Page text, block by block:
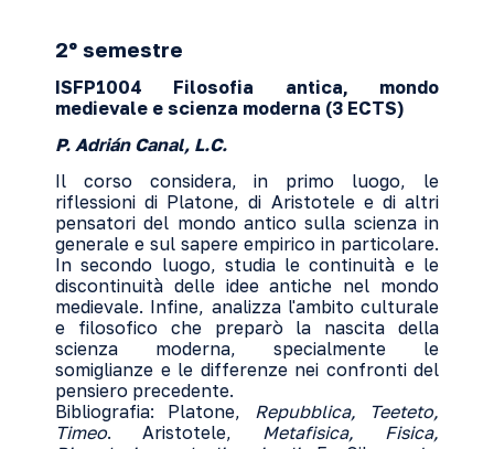
2º semestre
ISFP1004 Filosofia antica, mondo
medievale e scienza moderna (3 ECTS)
P. Adrián Canal, L.C.
Il corso considera, in primo luogo, le
riflessioni di Platone, di Aristotele e di altri
pensatori del mondo antico sulla scienza in
generale e sul sapere empirico in particolare.
In secondo luogo, studia le continuità e le
discontinuità delle idee antiche nel mondo
medievale. Infine, analizza l'ambito culturale
e filosofico che preparò la nascita della
scienza moderna, specialmente le
somiglianze e le differenze nei confronti del
pensiero precedente.
Bibliografia: Platone, Repubblica, Teeteto,
Timeo. Aristotele, Metafisica, Fisica,